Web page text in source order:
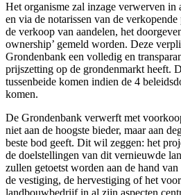
Het organisme zal inzage verwerven in
en via de notarissen van de
de verkoop van aandelen, het
ownership’ gemeld worden. Deze
Grondenbank een volledig en
prijszetting op de grondenmarkt heeft.
tussenbeide komen indien de 4
komen.
De Grondenbank verwerft met
niet aan de hoogste bieder, maar aan
beste bod geeft. Dit wil zeggen: het
de doelstellingen van dit vernieuwde
zullen getoetst worden aan de hand
de vestiging, de hervestiging of het